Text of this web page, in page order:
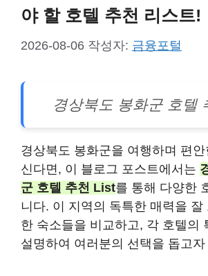
야 할 호텔 추천 리스트!
2026-08-06 작성자: 금융포털
경상북도 봉화군 호텔
경상북도 봉화군을 여행하며 편
신다면, 이 블로그 포스트에서는
군 호텔 추천 List를 통해 다양한
니다. 이 지역의 독특한 매력을 잘
한 숙소들을 비교하고, 각 호텔의
설명하여 여러분의 선택을 돕고자